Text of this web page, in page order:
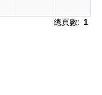
總頁數: 1